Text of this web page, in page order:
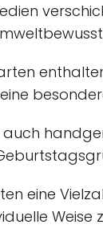
auch
eine
Weise